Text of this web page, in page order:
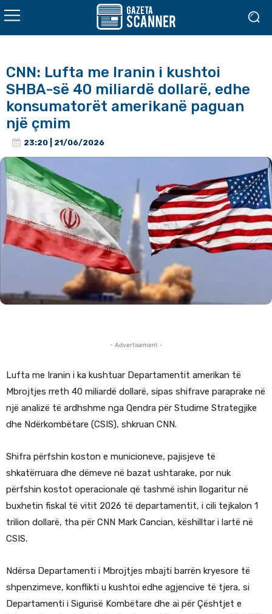
CNN: Lufta me Iranin i kushtoi
SHBA-së 40 miliardë dollarë, edhe
konsumatorët amerikanë paguan
një çmim
23:20 | 21/06/2026
- Advertisement -
Lufta me Iranin i ka kushtuar Departamentit amerikan të
Mbrojtjes rreth 40 miliardë dollarë, sipas shifrave paraprake në
një analizë të ardhshme nga Qendra për Studime Strategjike
dhe Ndërkombëtare (CSIS), shkruan CNN.
Shifra përfshin koston e municioneve, pajisjeve të
shkatërruara dhe dëmeve në bazat ushtarake, por nuk
përfshin kostot operacionale që tashmë ishin llogaritur në
buxhetin fiskal të vitit 2026 të departamentit, i cili tejkalon 1
trilion dollarë, tha për CNN Mark Cancian, këshilltar i lartë në
CSIS.
Ndërsa Departamenti i Mbrojtjes mbajti barrën kryesore të
shpenzimeve, konflikti u kushtoi edhe agjencive të tjera, si
Departamenti i Sigurisë Kombëtare dhe ai për Çështjet e